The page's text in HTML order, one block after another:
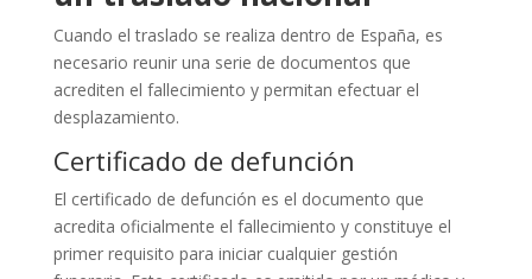
Cuando el traslado se realiza dentro de España, es
necesario reunir una serie de documentos que
acrediten el fallecimiento y permitan efectuar el
desplazamiento.
Certificado de defunción
El certificado de defunción es el documento que
acredita oficialmente el fallecimiento y constituye el
primer requisito para iniciar cualquier gestión